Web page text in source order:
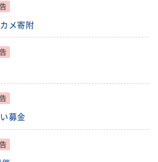
規約・様式
メ寄附
募金